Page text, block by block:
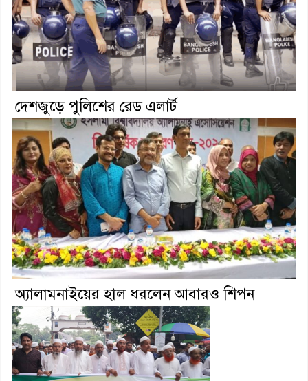
দেশজুড়ে পুলিশের রেড এলার্ট
অ্যালামনাইয়ের হাল ধরলেন আবারও শিপন